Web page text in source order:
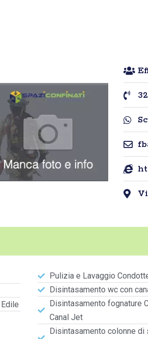
Pulizia e Lavaggio
Disintasamento wc con
Disintasamento fognature
Canal Jet
Disintasamento colonne di